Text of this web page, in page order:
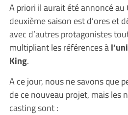
A priori il aurait été annoncé au
deuxième saison est d’ores et
avec d’autres protagonistes
multipliant les références à
King.
A ce jour, nous ne savons que
de ce nouveau projet, mais les
casting sont :